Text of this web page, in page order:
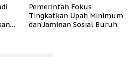
Pemerintah Fokus
Tingkatkan Upah Minimum
dan Jaminan Sosial Buruh